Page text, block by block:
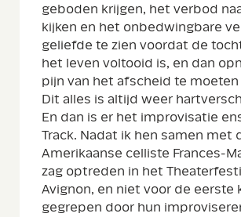
geboden krijgen, het verbod
kijken en het onbedwingbare
geliefde te zien voordat de
het leven voltooid is, en dan
pijn van het afscheid te
Dit alles is altijd weer
En dan is er het improvisatie
Track. Nadat ik hen samen met
Amerikaanse celliste Frances-
zag optreden in het
Avignon, en niet voor de eerste
gegrepen door hun